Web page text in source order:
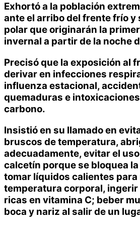
Exhortó a la población
ante el arribo del frente frío y
polar que originarán la
invernal a partir de la noche
Precisó que la exposición al
derivar en infecciones
influenza estacional,
quemaduras e
carbono.
Insistió en su llamado en
bruscos de temperatura,
adecuadamente, evitar el
calcetín porque se bloquea
tomar líquidos calientes para
temperatura corporal,
ricas en vitamina C; beber
boca y nariz al salir de un